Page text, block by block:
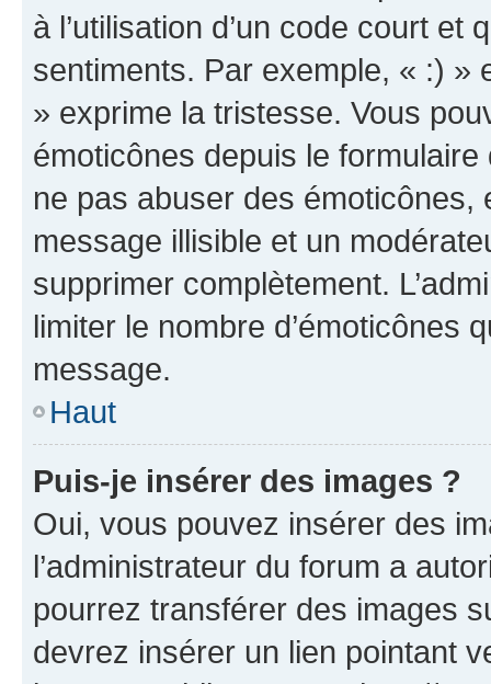
à l’utilisation d’un code court et
sentiments. Par exemple, « :) »
» exprime la tristesse. Vous
émoticônes depuis le
ne pas abuser des
message illisible et un
supprimer complètement.
limiter le nombre d’émoticônes
message.
Haut
Puis-je insérer des images ?
Oui, vous pouvez insérer des
l’administrateur du forum a
pourrez transférer des images
devrez insérer un lien pointant